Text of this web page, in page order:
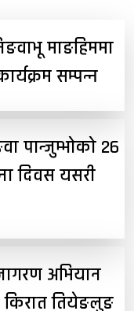
माङहिममा
सम्पन्न
पान्जुम्भोको २६
दिवस यसरी
अभियान
किरात तियेङलुङ